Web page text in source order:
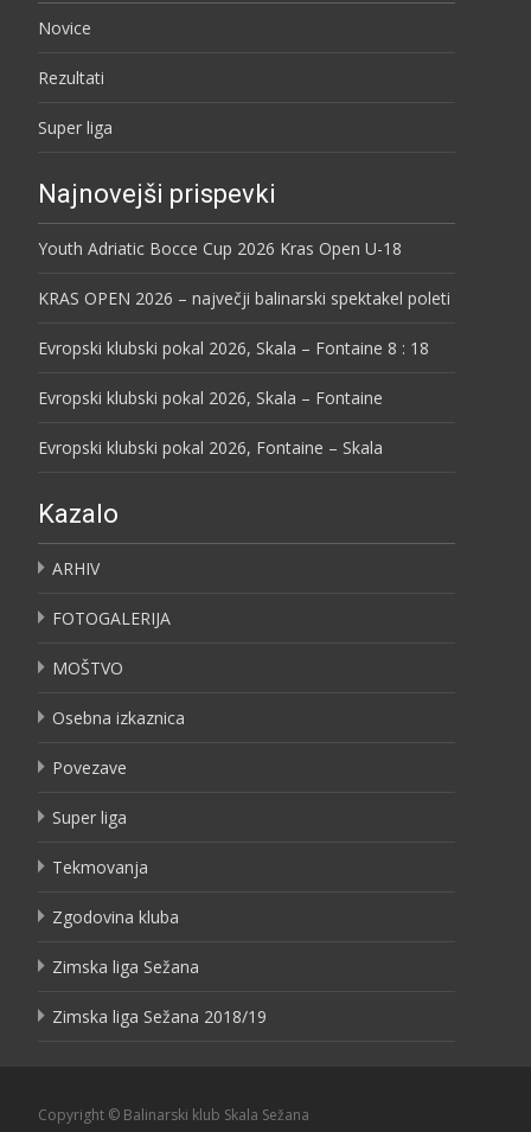
Novice
Rezultati
Super liga
Najnovejši prispevki
Youth Adriatic Bocce Cup 2026 Kras Open U-18
KRAS OPEN 2026 – največji balinarski spektakel poleti
Evropski klubski pokal 2026, Skala – Fontaine 8 : 18
Evropski klubski pokal 2026, Skala – Fontaine
Evropski klubski pokal 2026, Fontaine – Skala
Kazalo
ARHIV
FOTOGALERIJA
MOŠTVO
Osebna izkaznica
Povezave
Super liga
Tekmovanja
Zgodovina kluba
Zimska liga Sežana
Zimska liga Sežana 2018/19
Copyright © Balinarski klub Skala Sežana